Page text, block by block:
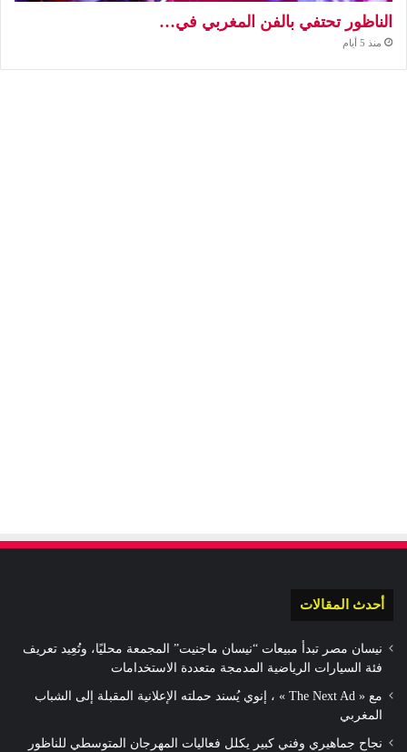
الناظور تحتفي بالفن المغربي في…
منذ 5 أيام
أحدث المقالات
نيسان مصر تبدأ مبيعات “نيسان ماجنيت” المجمعة محليًا، وتُعِيد تعريف
فئة السيارات الرياضية المدمجة متعددة الاستخدامات
مع « The Next Ad » ، إنوي يُسند حملته الإعلانية المقبلة إلى الشباب
المغربي
نجاح جماهيري وفني كبير يكلل فعاليات المهرجان المتوسطي للناظور